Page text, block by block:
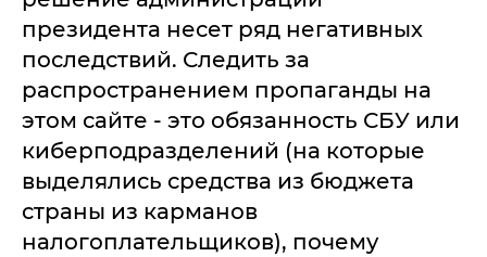
президента несет ряд негативных
последствий. Следить за
распространением пропаганды на
этом сайте - это обязанность СБУ или
киберподразделений (на которые
выделялись средства из бюджета
страны из карманов
налогоплательщиков), почему